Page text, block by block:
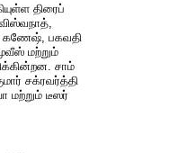
திரைப்​
கணேஷ், பகவதி
மற்​றும்
சாம்
சக்​ர​வர்த்தி
மற்​றும் டீஸர்